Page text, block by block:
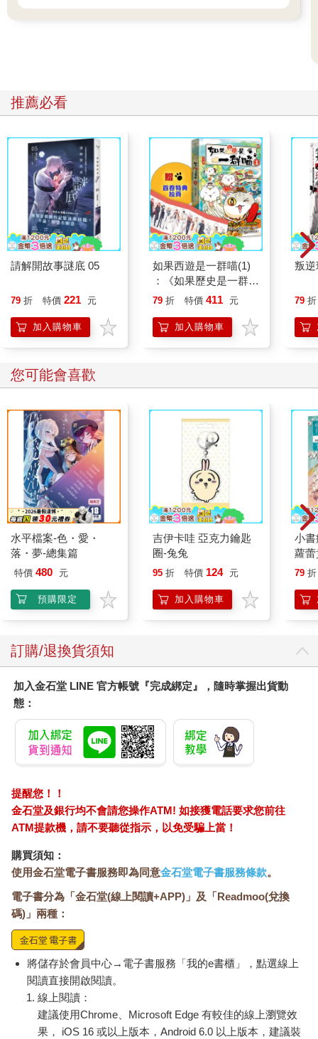
推薦必看
請解開故事謎底 05
79 折 特價 221 元
加入購物車
如果西遊是一群喵(1)
：《如果歷史是一群
喵》作者最新力作，附
79 折 特價 411 元
加入購物車
叛逆
79 折
您可能會喜歡
水平檔案-色・愛・
落・夢-總集篇
特價 480 元
預購限定
吉伊卡哇 亞克力鑰匙
圈-兔兔
95 折 特價 124 元
加入購物車
小
蘿
79 折
訂購/退換貨須知
加入金石堂 LINE 官方帳號『完成綁定』，隨時掌握出貨動
態：
提醒您！！
金石堂及銀行均不會請您操作ATM! 如接獲電話要求您前往
ATM提款機，請不要聽從指示，以免受騙上當！
購買須知：
使用金石堂電子書服務即為同意金石堂電子書服務條款。
電子書分為「金石堂(線上閱讀+APP)」及「Readmoo(兌換
碼)」兩種：
將儲存於會員中心→電子書服務「我的e書櫃」，點選線上
閱讀直接開啟閱讀。
線上閱讀：
建議使用Chrome、Microsoft Edge 有較佳的線上瀏覽效
果， iOS 16 或以上版本，Android 6.0 以上版本，建議裝